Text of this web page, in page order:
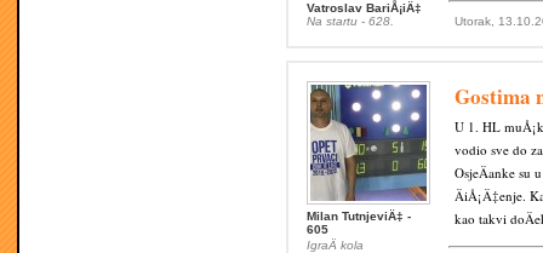
Vatroslav BariÅ¡iÄ‡
Na startu - 628.
Utorak,
Milan TutnjeviÄ‡ -
605
IgraÄ kola
Gostima
U 1. HL
vodio sve do
OsjeÄanke
ÄiÅ¡Ä‡enje.
kao takvi